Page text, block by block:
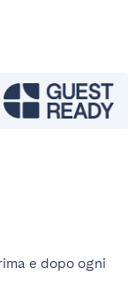
e dopo ogni